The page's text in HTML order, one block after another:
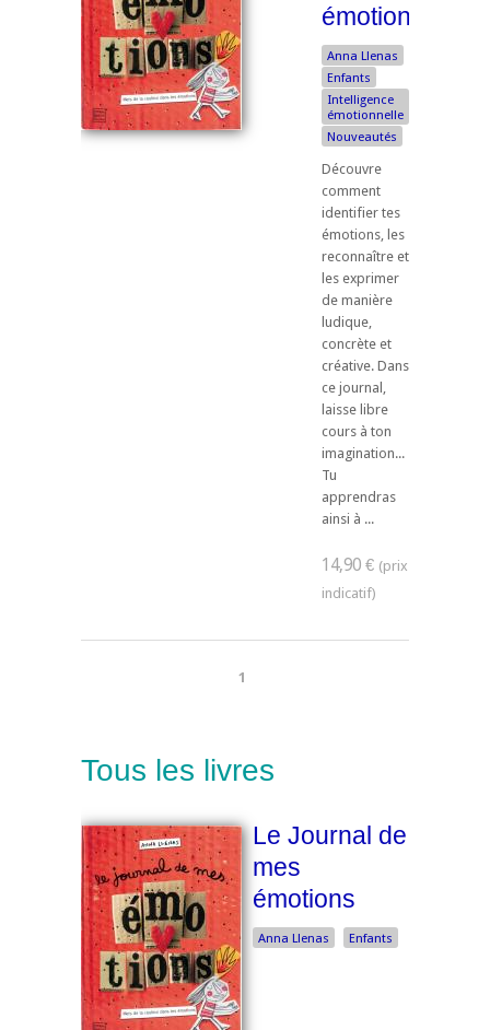
émotions
Anna Llenas
Enfants
Intelligence
émotionnelle
Nouveautés
Découvre
comment
identifier tes
émotions, les
reconnaître et
les exprimer
de manière
ludique,
concrète et
créative. Dans
ce journal,
laisse libre
cours à ton
imagination...
Tu
apprendras
ainsi à ...
14,90 €
1
Tous les livres
Le Journal de
mes
émotions
Anna Llenas Enfants